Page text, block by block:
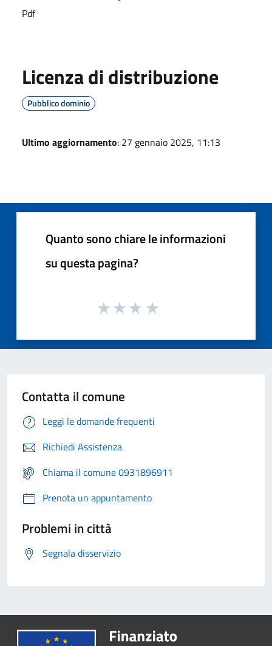
Pdf
Licenza di distribuzione
Pubblico dominio
Ultimo aggiornamento: 27 gennaio 2025, 11:13
Quanto sono chiare le informazioni
su questa pagina?
Contatta il comune
Leggi le domande frequenti
Richiedi Assistenza
Chiama il comune 0931896911
Prenota un appuntamento
Problemi in città
Segnala disservizio